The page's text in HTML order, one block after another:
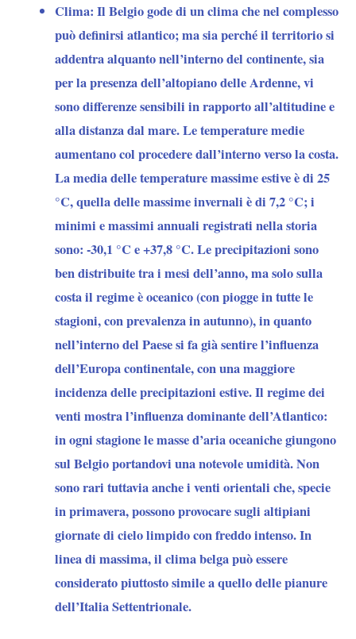
Clima: Il Belgio gode di un clima che nel complesso
può definirsi atlantico; ma sia perché il territorio si
addentra alquanto nell’interno del continente, sia
per la presenza dell’altopiano delle Ardenne, vi
sono differenze sensibili in rapporto all’altitudine e
alla distanza dal mare. Le temperature medie
aumentano col procedere dall’interno verso la costa.
La media delle temperature massime estive è di 25
°C, quella delle massime invernali è di 7,2 °C; i
minimi e massimi annuali registrati nella storia
sono: -30,1 °C e +37,8 °C. Le precipitazioni sono
ben distribuite tra i mesi dell’anno, ma solo sulla
costa il regime è oceanico (con piogge in tutte le
stagioni, con prevalenza in autunno), in quanto
nell’interno del Paese si fa già sentire l’influenza
dell’Europa continentale, con una maggiore
incidenza delle precipitazioni estive. Il regime dei
venti mostra l’influenza dominante dell’Atlantico:
in ogni stagione le masse d’aria oceaniche giungono
sul Belgio portandovi una notevole umidità. Non
sono rari tuttavia anche i venti orientali che, specie
in primavera, possono provocare sugli altipiani
giornate di cielo limpido con freddo intenso. In
linea di massima, il clima belga può essere
considerato piuttosto simile a quello delle pianure
dell’Italia Settentrionale.